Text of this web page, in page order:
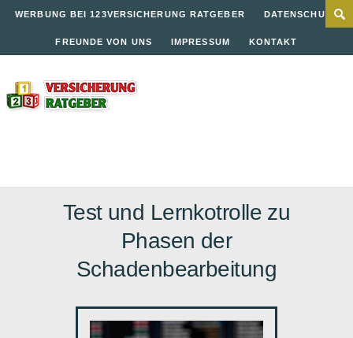
WERBUNG BEI 123VERSICHERUNG RATGEBER DATENSCHUTZ
FREUNDE VON UNS IMPRESSUM KONTAKT
Test und Lernkotrolle zu
Phasen der
Schadenbearbeitung